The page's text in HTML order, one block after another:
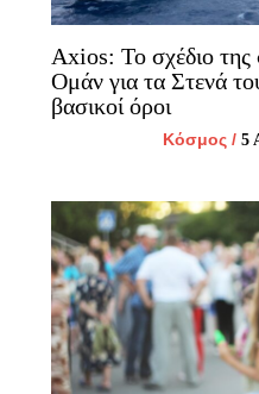
Axios: Το σχέδιο
Ομάν για τα Στενά
βασικοί όροι
Κόσμος / 5